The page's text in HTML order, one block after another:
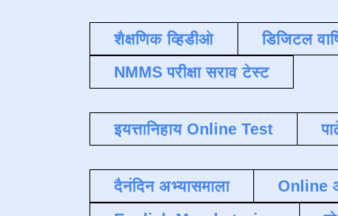
शैक्षणिक व्हिडीओ डिजिटल
NMMS परीक्षा सराव टेस्ट
इयत्तानिहाय Online Test
दैनंदिन अभ्यासमाला Online